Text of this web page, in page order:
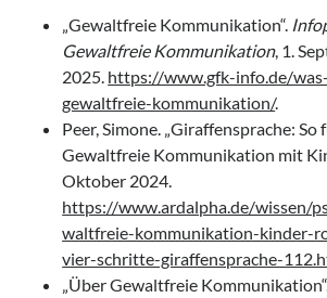
„Gewaltfreie Kommunikation“.
Gewaltfreie Kommunikation, 1.
2025. https://www.gfk-info.de/
gewaltfreie-kommunikation/.
Peer, Simone. „Giraffensprache:
Gewaltfreie Kommunikation mit
Oktober 2024.
https://www.ardalpha.de/wissen/
waltfreie-kommunikation-kinder-
vier-schritte-giraffensprache-
„Über Gewaltfreie Kommunikation“.